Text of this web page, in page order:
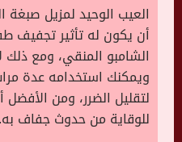
العيب الوحيد لمزيل
أن يكون له تأثير
الشامبو المنقي، ومع ذلك
ويمكنك استخدامه عدة
لتقليل الضرر، ومن
للوقاية من حدوث جفاف به.